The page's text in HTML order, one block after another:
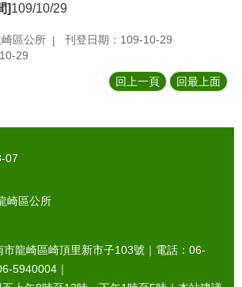
]109/10/29
區公所
刊登日期：109-10-29
29
回上一頁 回最上面
07
崎區公所
龍崎區崎頂里新市子103號｜電話：06-
5940004｜